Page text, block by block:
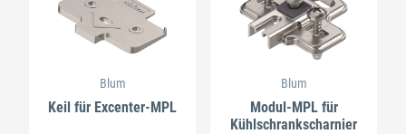
Blum
Keil für Excenter-MPL
Blum
Modul-MPL für
Kühlschrankscharnier